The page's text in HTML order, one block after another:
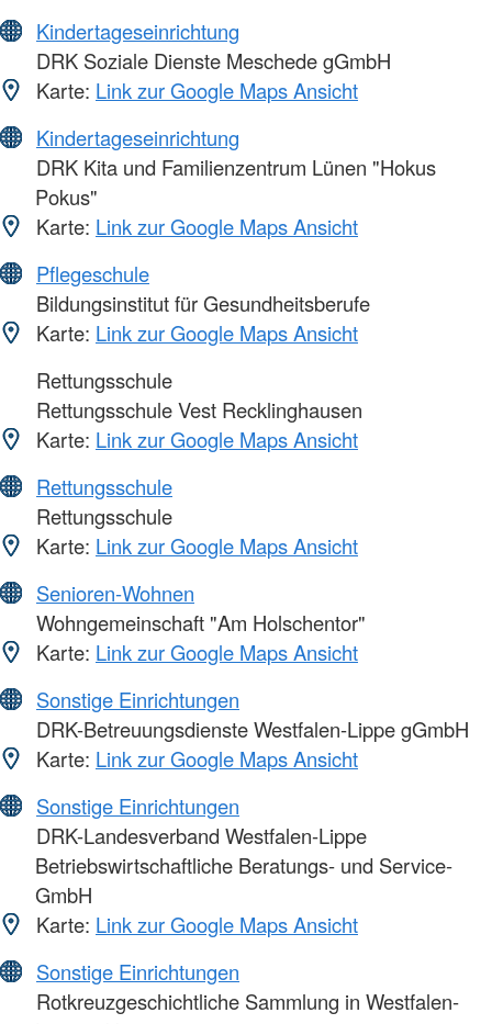
Kindertageseinrichtung
DRK Soziale Dienste Meschede gGmbH
Karte: Link zur Google Maps Ansicht
Kindertageseinrichtung
DRK Kita und Familienzentrum Lünen "Hokus
Pokus"
Karte: Link zur Google Maps Ansicht
Pflegeschule
Bildungsinstitut für Gesundheitsberufe
Karte: Link zur Google Maps Ansicht
Rettungsschule
Rettungsschule Vest Recklinghausen
Karte: Link zur Google Maps Ansicht
Rettungsschule
Rettungsschule
Karte: Link zur Google Maps Ansicht
Senioren-Wohnen
Wohngemeinschaft "Am Holschentor"
Karte: Link zur Google Maps Ansicht
Sonstige Einrichtungen
DRK-Betreuungsdienste Westfalen-Lippe gGmbH
Karte: Link zur Google Maps Ansicht
Sonstige Einrichtungen
DRK-Landesverband Westfalen-Lippe
Betriebswirtschaftliche Beratungs- und Service-
GmbH
Karte: Link zur Google Maps Ansicht
Sonstige Einrichtungen
Rotkreuzgeschichtliche Sammlung in Westfalen-